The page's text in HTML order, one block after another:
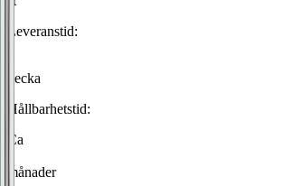
Leveranstid:
vecka
Hållbarhetstid:
Ca
månader